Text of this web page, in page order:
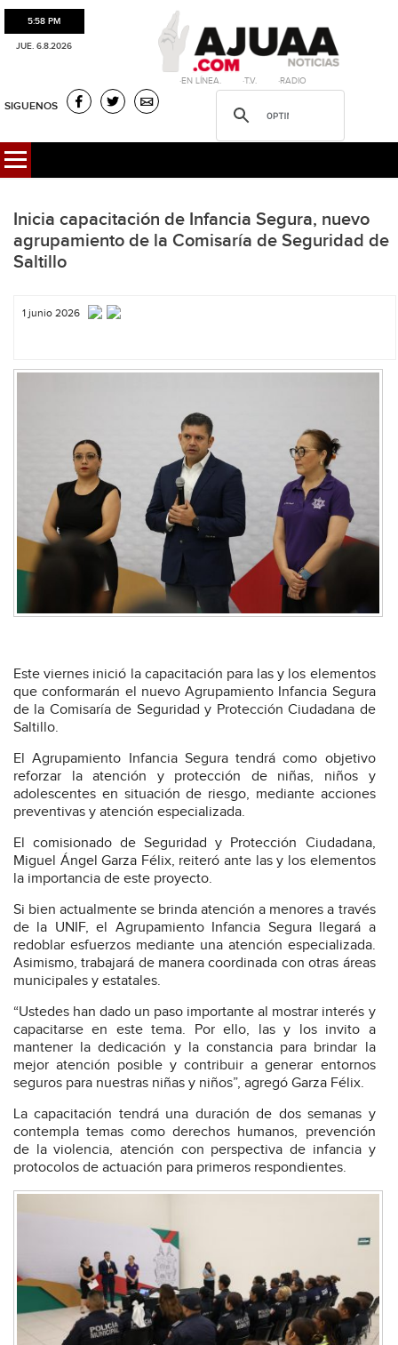
5:58 PM
JUE. 6.8.2026
·EN LÍNEA. ·T.V. ·RADIO
SIGUENOS
Inicia capacitación de Infancia Segura, nuevo
agrupamiento de la Comisaría de Seguridad de
Saltillo
1 junio 2026
Este viernes inició la capacitación para las y los elementos
que conformarán el nuevo Agrupamiento Infancia Segura
de la Comisaría de Seguridad y Protección Ciudadana de
Saltillo.
El Agrupamiento Infancia Segura tendrá como objetivo
reforzar la atención y protección de niñas, niños y
adolescentes en situación de riesgo, mediante acciones
preventivas y atención especializada.
El comisionado de Seguridad y Protección Ciudadana,
Miguel Ángel Garza Félix, reiteró ante las y los elementos
la importancia de este proyecto.
Si bien actualmente se brinda atención a menores a través
de la UNIF, el Agrupamiento Infancia Segura llegará a
redoblar esfuerzos mediante una atención especializada.
Asimismo, trabajará de manera coordinada con otras áreas
municipales y estatales.
“Ustedes han dado un paso importante al mostrar interés y
capacitarse en este tema. Por ello, las y los invito a
mantener la dedicación y la constancia para brindar la
mejor atención posible y contribuir a generar entornos
seguros para nuestras niñas y niños”, agregó Garza Félix.
La capacitación tendrá una duración de dos semanas y
contempla temas como derechos humanos, prevención
de la violencia, atención con perspectiva de infancia y
protocolos de actuación para primeros respondientes.